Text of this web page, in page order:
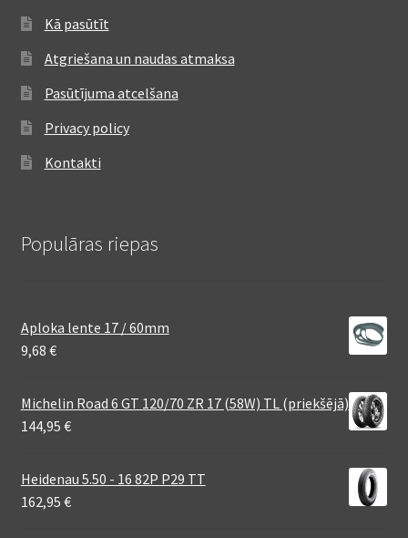
Kā pasūtīt
Atgriešana un naudas atmaksa
Pasūtījuma atcelšana
Privacy policy
Kontakti
Populāras riepas
Aploka lente 17 / 60mm
9,68 €
Michelin Road 6 GT 120/70 ZR 17 (58W) TL (priekšējā)
144,95 €
Heidenau 5.50 - 16 82P P29 TT
162,95 €